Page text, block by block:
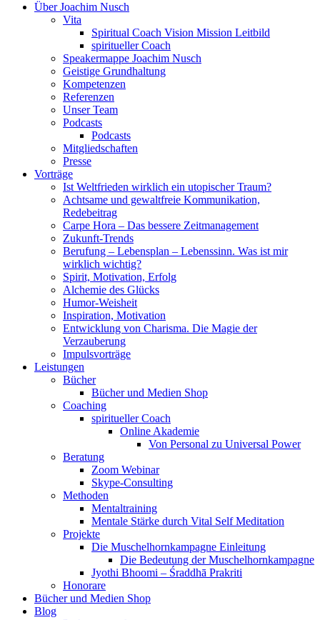
Über Joachim Nusch
Vita
Spiritual Coach Vision Mission Leitbild
spiritueller Coach
Speakermappe Joachim Nusch
Geistige Grundhaltung
Kompetenzen
Referenzen
Unser Team
Podcasts
Podcasts
Mitgliedschaften
Presse
Vorträge
Ist Weltfrieden wirklich ein utopischer Traum?
Achtsame und gewaltfreie Kommunikation,
Redebeitrag
Carpe Hora – Das bessere Zeitmanagement
Zukunft-Trends
Berufung – Lebensplan – Lebenssinn. Was ist mir
wirklich wichtig?
Spirit, Motivation, Erfolg
Alchemie des Glücks
Humor-Weisheit
Inspiration, Motivation
Entwicklung von Charisma. Die Magie der
Verzauberung
Impulsvorträge
Leistungen
Bücher
Bücher und Medien Shop
Coaching
spiritueller Coach
Online Akademie
Von Personal zu Universal Power
Beratung
Zoom Webinar
Skype-Consulting
Methoden
Mentaltraining
Mentale Stärke durch Vital Self Meditation
Projekte
Die Muschelhornkampagne Einleitung
Die Bedeutung der Muschelhornkampagne
Jyothi Bhoomi – Śraddhā Prakriti
Honorare
Bücher und Medien Shop
Blog